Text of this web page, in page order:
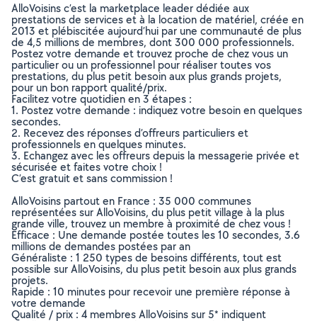
AlloVoisins c’est la marketplace leader dédiée aux
prestations de services et à la location de matériel, créée en
2013 et plébiscitée aujourd’hui par une communauté de plus
de 4,5 millions de membres, dont 300 000 professionnels.
Postez votre demande et trouvez proche de chez vous un
particulier ou un professionnel pour réaliser toutes vos
prestations, du plus petit besoin aux plus grands projets,
pour un bon rapport qualité/prix.
Facilitez votre quotidien en 3 étapes :
1. Postez votre demande : indiquez votre besoin en quelques
secondes.
2. Recevez des réponses d’offreurs particuliers et
professionnels en quelques minutes.
3. Echangez avec les offreurs depuis la messagerie privée et
sécurisée et faites votre choix !
C’est gratuit et sans commission !
AlloVoisins partout en France : 35 000 communes
représentées sur AlloVoisins, du plus petit village à la plus
grande ville, trouvez un membre à proximité de chez vous !
Efficace : Une demande postée toutes les 10 secondes, 3.6
millions de demandes postées par an
Généraliste : 1 250 types de besoins différents, tout est
possible sur AlloVoisins, du plus petit besoin aux plus grands
projets.
Rapide : 10 minutes pour recevoir une première réponse à
votre demande
Qualité / prix : 4 membres AlloVoisins sur 5* indiquent